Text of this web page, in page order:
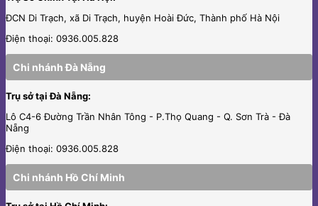
ĐCN Di Trạch, xã Di Trạch, huyện Hoài Đức, Thành phố Hà Nội
Điện thoại: 0936.005.828
Chi nhánh Đà Nẵng
Trụ sở tại Đà Nẵng:
Lô C4-6 Đường Trần Nhân Tông - P.Thọ Quang - Q. Sơn Trà - Đà
Nẵng
Điện thoại: 0936.005.828
Chi nhánh Hồ Chí Minh